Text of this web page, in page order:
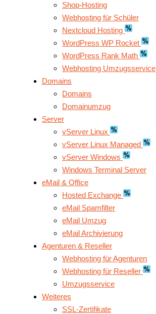
Shop-Hosting
Webhosting für Schüler
Nextcloud Hosting
WordPress WP Rocket
WordPress Rank Math
Webhosting Umzugsservice
Domains
Domains
Domainumzug
Server
vServer Linux
vServer Linux Managed
vServer Windows
Windows Terminal Server
eMail & Office
Hosted Exchange
eMail Spamfilter
eMail Umzug
eMail Archivierung
Agenturen & Reseller
Webhosting für Agenturen
Webhosting für Reseller
Umzugsservice
Weiteres
SSL-Zertifikate